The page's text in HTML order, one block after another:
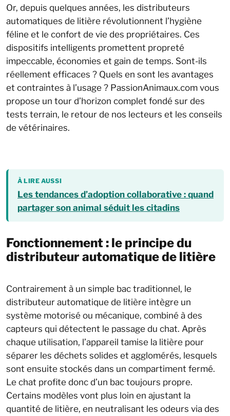
Or, depuis quelques années, les distributeurs
automatiques de litière révolutionnent l’hygiène
féline et le confort de vie des propriétaires. Ces
dispositifs intelligents promettent propreté
impeccable, économies et gain de temps. Sont-ils
réellement efficaces ? Quels en sont les avantages
et contraintes à l’usage ? PassionAnimaux.com vous
propose un tour d’horizon complet fondé sur des
tests terrain, le retour de nos lecteurs et les conseils
de vétérinaires.
À LIRE AUSSI
Les tendances d’adoption collaborative : quand
partager son animal séduit les citadins
Fonctionnement : le principe du
distributeur automatique de litière
Contrairement à un simple bac traditionnel, le
distributeur automatique de litière intègre un
système motorisé ou mécanique, combiné à des
capteurs qui détectent le passage du chat. Après
chaque utilisation, l’appareil tamise la litière pour
séparer les déchets solides et agglomérés, lesquels
sont ensuite stockés dans un compartiment fermé.
Le chat profite donc d’un bac toujours propre.
Certains modèles vont plus loin en ajustant la
quantité de litière, en neutralisant les odeurs via des